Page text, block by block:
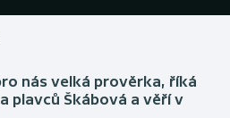
nás velká prověrka, říká
plavců Škábová a věří v